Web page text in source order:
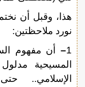
هذا، وقبل أن
نورد ملاحظتين:
1
– أن مفهوم
المسيحية
الإسلامي..